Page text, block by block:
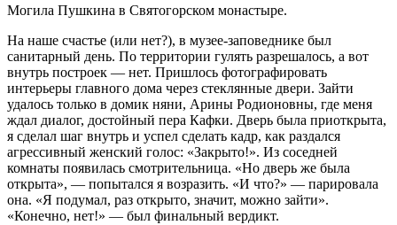
Могила Пушкина в Святогорском монастыре.
На наше счастье (или нет?), в музее-заповеднике был
санитарный день. По территории гулять разрешалось, а вот
внутрь построек — нет. Пришлось фотографировать
интерьеры главного дома через стеклянные двери. Зайти
удалось только в домик няни, Арины Родионовны, где меня
ждал диалог, достойный пера Кафки. Дверь была приоткрыта,
я сделал шаг внутрь и успел сделать кадр, как раздался
агрессивный женский голос: «Закрыто!». Из соседней
комнаты появилась смотрительница. «Но дверь же была
открыта», — попытался я возразить. «И что?» — парировала
она. «Я подумал, раз открыто, значит, можно зайти».
«Конечно, нет!» — был финальный вердикт.